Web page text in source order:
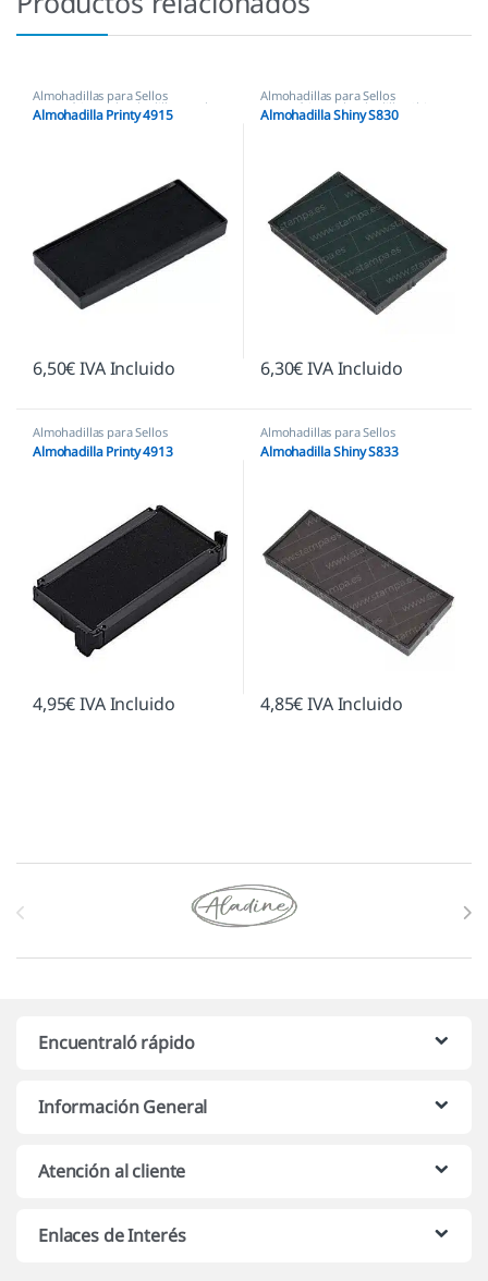
Almohadillas para Sellos
Automáticos ,Almohadillas Trodat
Almohadilla Printy 4915
6,50€IVA Incluido
Almohadillas para Sellos
Automáticos ,Almohadillas Shiny
Almohadilla Shiny S830
6,30€IVA Incluido
Almohadillas para Sellos
Automáticos ,Almohadillas Trodat
Almohadilla Printy 4913
4,95€IVA Incluido
Almohadillas para Sellos
Automáticos ,Almohadillas Shiny
Almohadilla Shiny S833
4,85€IVA Incluido
Marcas De Carrusel
Encuentraló rápido
Información General
Atención al cliente
Enlaces de Interés